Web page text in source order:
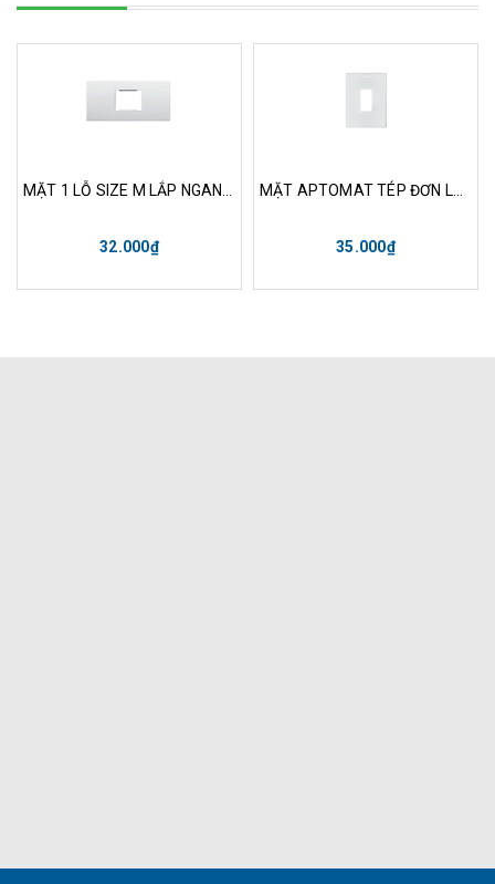
32.000₫ 35.000₫